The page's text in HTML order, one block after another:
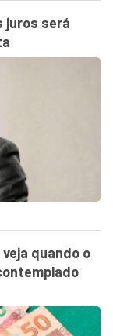
juros será
quando o